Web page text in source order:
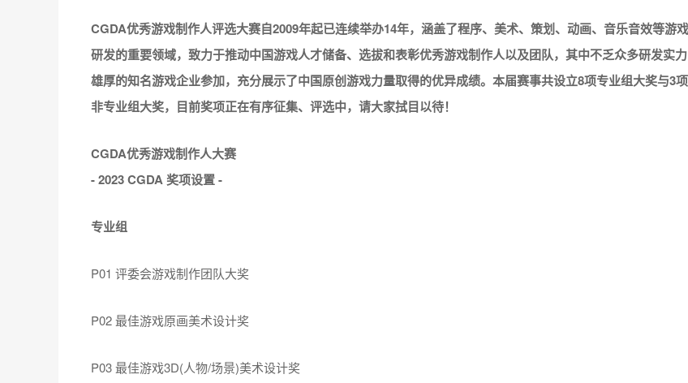
《全民江湖》是恺英网络旗下灯神工作室与贪玩游戏携手推出的青春武侠MMORPG手游，根据韩国作家全克瑨
与画家梁载贤创作的人气漫画《热血江湖》改编，由Mgame开发的经典网游《热血江湖online》正版授权。
《全民江湖》在游戏画面展示、玩法设定均采取复古还原的设计方向，还原了丰富完整的武功气功系统、自由交
易的摆摊系统，以及能让人回到千禧年体验热血江湖的种种玩法。
设定都将重现。其中，玩家可以通过多种途径来提升自身的装备，包括合成石和强化石的运用，使装备获得额外
的属性提升。同时，游戏还引入了取玉符、水晶符和守护符等强力道具，以确保装备升级过程中的成功率和稳定
扎作为《全民江湖》代言人，娜扎将参与游戏中的多个活动和社交互动，与玩家们建立起更紧密的联系，并为玩